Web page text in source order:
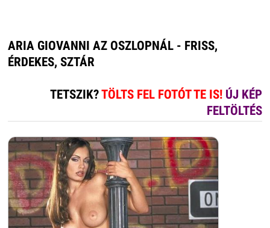
ARIA GIOVANNI AZ OSZLOPNÁL - FRISS,
ÉRDEKES, SZTÁR
TETSZIK?TÖLTS FEL FOTÓT TE IS! ÚJ KÉP
FELTÖLTÉS